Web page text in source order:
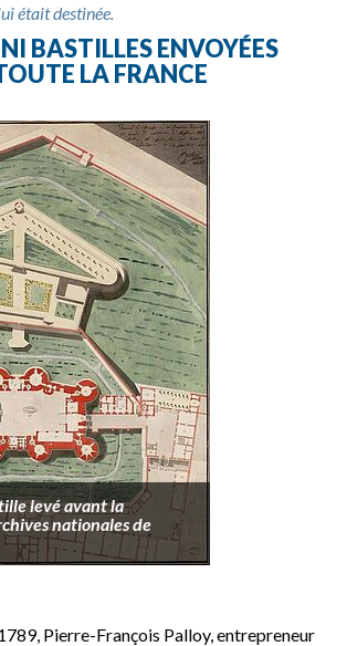
était destinée.
BASTILLES ENVOYÉES
LA FRANCE
levé avant la
nationales de
Pierre-François Palloy, entrepreneur